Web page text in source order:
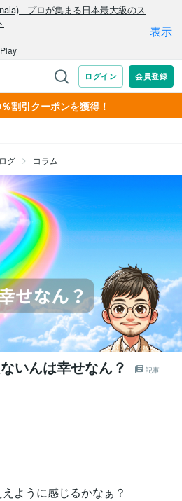
割引クーポンを獲得！
グ コラム
いんは幸せなん？ 記事
ように感じるかなぁ？